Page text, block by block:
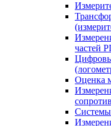
частей
Оценка
Системы